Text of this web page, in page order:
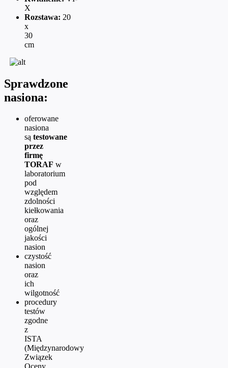
X
Rozstawa: 20
x
30
cm
Sprawdzone
nasiona:
oferowane
nasiona
są testowane
przez
firmę
TORAF w
laboratorium
pod
względem
zdolności
kiełkowania
oraz
ogólnej
jakości
nasion
czystość
nasion
oraz
ich
wilgotność
procedury
testów
zgodne
z
ISTA
(Międzynarodowy
Związek